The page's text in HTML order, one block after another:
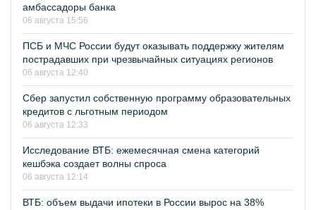
амбассадоры банка
06 августа 15:56
ПСБ и МЧС России будут оказывать поддержку жителям
пострадавших при чрезвычайных ситуациях регионов
06 августа 12:40
Сбер запустил собственную программу образовательных
кредитов с льготным периодом
06 августа 12:33
Исследование ВТБ: ежемесячная смена категорий
кешбэка создает волны спроса
06 августа 12:14
ВТБ: объем выдачи ипотеки в России вырос на 38%